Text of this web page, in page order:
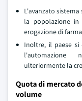
L'avanzato
la popolazione
erogazione di
Inoltre, il paese si
l'automazione
ulteriormente la
Quota di mercato
volume